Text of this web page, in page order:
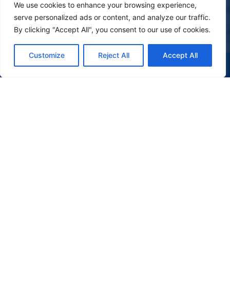
We use cookies to enhance your browsing experience,
serve personalized ads or content, and analyze our traffic.
By clicking "Accept All", you consent to our use of cookies.
Customize Reject All Accept All
(47) 9 9977-7630